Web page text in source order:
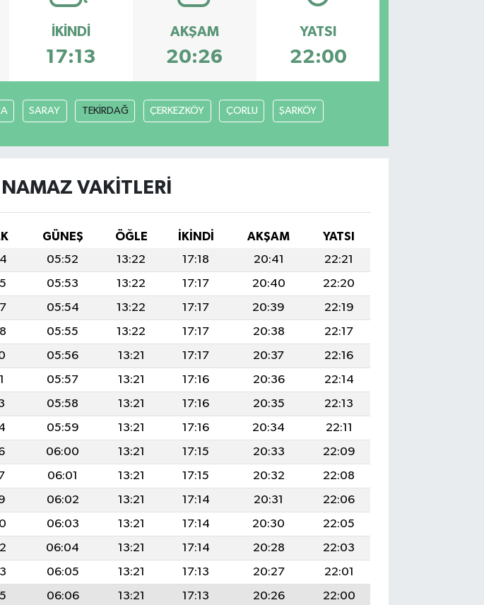
İKINDI
17:13
AKŞAM
20:26
YATSI
22:00
SARAY TEKİRDAĞ ÇERKEZKÖY ÇORLU ŞARKÖY
VAKITLERI
GÜNEŞ ÖĞLE İKINDI AKŞAM
YATSI
05:52 13:22 17:18 20:41
22:21
05:53 13:22 17:17 20:40
22:20
05:54 13:22 17:17 20:39
22:19
05:55 13:22 17:17 20:38
22:17
05:56 13:21 17:17 20:37
22:16
05:57 13:21 17:16 20:36
22:14
05:58 13:21 17:16 20:35
22:13
05:59 13:21 17:16 20:34
22:11
06:00 13:21 17:15 20:33
22:09
06:01 13:21 17:15 20:32
22:08
06:02 13:21 17:14 20:31
22:06
06:03 13:21 17:14 20:30
22:05
06:04 13:21 17:14 20:28
22:03
06:05 13:21 17:13 20:27
22:01
06:06 13:21 17:13 20:26
22:00